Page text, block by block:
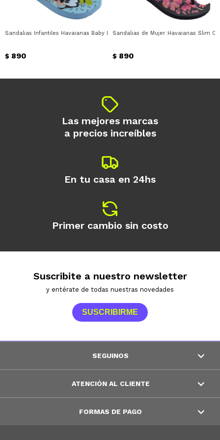
Sandalias Infantiles Havaianas Baby Disney Classics Havaianas - Azul
$ 890
Sandalias de Mujer Havaianas Slim
$ 890
Las mejores marcas
a precios increíbles
En tu casa en 24hs
Primer cambio sin costo
Suscribite a nuestro newsletter
y entérate de todas nuestras novedades
SUSCRIBIRME
SEGUINOS
ATENCIÓN AL CLIENTE
FORMAS DE PAGO
Mes
* sujeto a aprobación crediticia. El monto
disponible puede variar por comercio